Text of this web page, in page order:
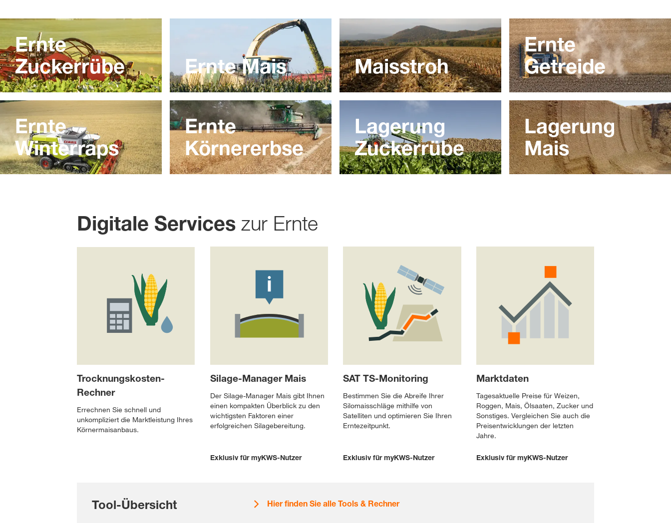
Ernte
Zuckerrübe
Ernte Mais Maisstroh
Ernte
Getreide
Ernte
Winterraps
Ernte
Körnererbse
Lagerung
Zuckerrübe
Lagerung
Mais
Digitale Services zur Ernte
Trocknungskosten-
Rechner
Errechnen Sie schnell und
unkompliziert die Marktleistung Ihres
Körnermaisanbaus.
Silage-Manager Mais
Der Silage-Manager Mais gibt Ihnen
einen kompakten Überblick zu den
wichtigsten Faktoren einer
erfolgreichen Silagebereitung.
Exklusiv für myKWS-Nutzer
SAT TS-Monitoring
Bestimmen Sie die Abreife Ihrer
Silomaisschläge mithilfe von
Satelliten und optimieren Sie Ihren
Erntezeitpunkt.
Exklusiv für myKWS-Nutzer
Marktdaten
Tagesaktuelle Preise für Weizen,
Roggen, Mais, Ölsaaten, Zucker und
Sonstiges. Vergleichen Sie auch die
Preisentwicklungen der letzten
Jahre.
Exklusiv für myKWS-Nutzer
Tool-Übersicht Hier finden Sie alle Tools & Rechner